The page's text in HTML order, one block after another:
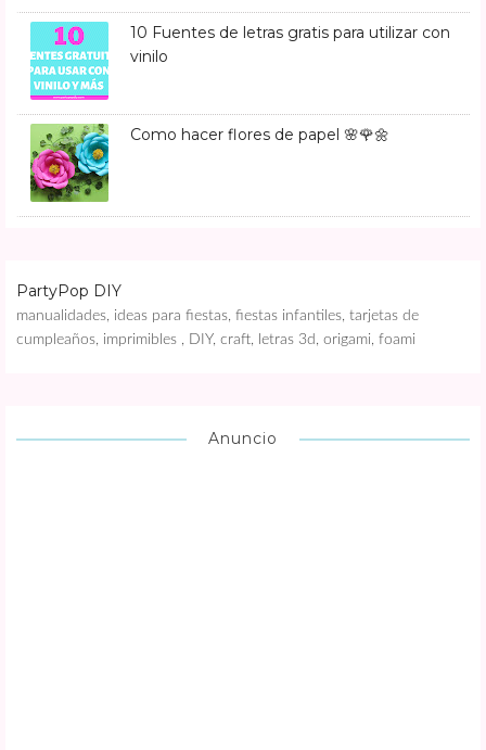
10 Fuentes de letras gratis para utilizar con
vinilo
Como hacer flores de papel 🌸🌹🌼
PartyPop DIY
manualidades, ideas para fiestas, fiestas infantiles, tarjetas de
cumpleaños, imprimibles , DIY, craft, letras 3d, origami, foami
Anuncio